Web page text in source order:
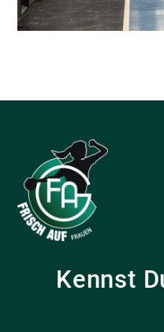
Kennst